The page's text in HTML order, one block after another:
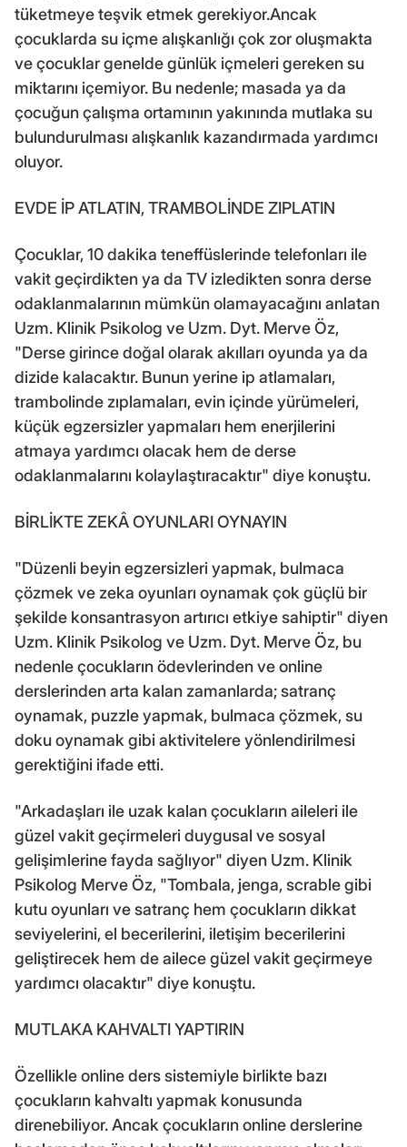
tüketmeye teşvik etmek gerekiyor.Ancak
çocuklarda su içme alışkanlığı çok zor oluşmakta
ve çocuklar genelde günlük içmeleri gereken su
miktarını içemiyor. Bu nedenle; masada ya da
çocuğun çalışma ortamının yakınında mutlaka su
bulundurulması alışkanlık kazandırmada yardımcı
oluyor.
EVDE İP ATLATIN, TRAMBOLİNDE ZIPLATIN
Çocuklar, 10 dakika teneffüslerinde telefonları ile
vakit geçirdikten ya da TV izledikten sonra derse
odaklanmalarının mümkün olamayacağını anlatan
Uzm. Klinik Psikolog ve Uzm. Dyt. Merve Öz,
"Derse girince doğal olarak akılları oyunda ya da
dizide kalacaktır. Bunun yerine ip atlamaları,
trambolinde zıplamaları, evin içinde yürümeleri,
küçük egzersizler yapmaları hem enerjilerini
atmaya yardımcı olacak hem de derse
odaklanmalarını kolaylaştıracaktır" diye konuştu.
BİRLİKTE ZEKÂ OYUNLARI OYNAYIN
"Düzenli beyin egzersizleri yapmak, bulmaca
çözmek ve zeka oyunları oynamak çok güçlü bir
şekilde konsantrasyon artırıcı etkiye sahiptir" diyen
Uzm. Klinik Psikolog ve Uzm. Dyt. Merve Öz, bu
nedenle çocukların ödevlerinden ve online
derslerinden arta kalan zamanlarda; satranç
oynamak, puzzle yapmak, bulmaca çözmek, su
doku oynamak gibi aktivitelere yönlendirilmesi
gerektiğini ifade etti.
"Arkadaşları ile uzak kalan çocukların aileleri ile
güzel vakit geçirmeleri duygusal ve sosyal
gelişimlerine fayda sağlıyor" diyen Uzm. Klinik
Psikolog Merve Öz, "Tombala, jenga, scrable gibi
kutu oyunları ve satranç hem çocukların dikkat
seviyelerini, el becerilerini, iletişim becerilerini
geliştirecek hem de ailece güzel vakit geçirmeye
yardımcı olacaktır" diye konuştu.
MUTLAKA KAHVALTI YAPTIRIN
Özellikle online ders sistemiyle birlikte bazı
çocukların kahvaltı yapmak konusunda
direnebiliyor. Ancak çocukların online derslerine